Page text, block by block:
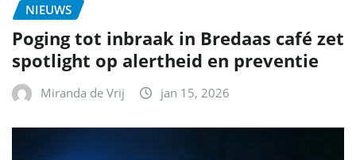
NIEUWS
Poging tot inbraak in Bredaas café zet
spotlight op alertheid en preventie
Miranda de Vrij jan 15, 2026